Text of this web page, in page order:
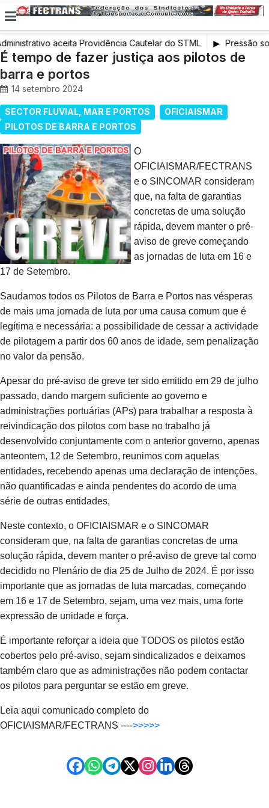
aceita Providência Cautelar do STML
Pressão
exige
É tempo de fazer justiça aos pilotos de
barra e portos
14 setembro 2024
SECTOR FLUVIAL, MAR E PORTOS
OFICIAISMAR
PILOTOS DE BARRA E PORTOS
O
OFICIAISMAR/FECTRANS
e o SINCOMAR consideram
que, na falta de garantias
concretas de uma solução
rápida, devem manter o pré-
aviso de greve começando
as jornadas de luta em 16 e
17 de Setembro.
Saudamos todos os Pilotos de Barra e Portos nas vésperas
de mais uma jornada de luta por uma causa comum que é
legítima e necessária: a possibilidade de cessar a actividade
de pilotagem a partir dos 60 anos de idade, sem penalização
no valor da pensão.
Apesar do pré-aviso de greve ter sido emitido em 29 de julho
passado, dando margem suficiente ao governo e
administrações portuárias (APs) para trabalhar a resposta à
reivindicação dos pilotos com base no trabalho já
desenvolvido conjuntamente com o anterior governo, apenas
anteontem, 12 de Setembro, reunimos com aquelas
entidades, recebendo apenas uma declaração de intenções,
não quantificadas e ainda pendentes do acordo de uma
série de outras entidades,
Neste contexto, o OFICIAISMAR e o SINCOMAR
consideram que, na falta de garantias concretas de uma
solução rápida, devem manter o pré-aviso de greve tal como
decidido no Plenário de dia 25 de Julho de 2024. É por isso
importante que as jornadas de luta marcadas, começando
em 16 e 17 de Setembro, sejam, uma vez mais, uma forte
expressão de unidade e força.
É importante reforçar a ideia que TODOS os pilotos estão
cobertos pelo pré-aviso, sejam sindicalizados e deixamos
também claro que as administrações não podem contactar
os pilotos para perguntar se estão em greve.
Leia aqui comunicado completo do
OFICIAISMAR/FECTRANS ---->>>>>